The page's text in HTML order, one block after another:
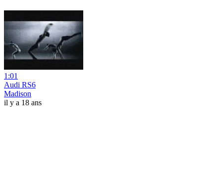
1:01
Audi RS6
Madison
il y a 18 ans